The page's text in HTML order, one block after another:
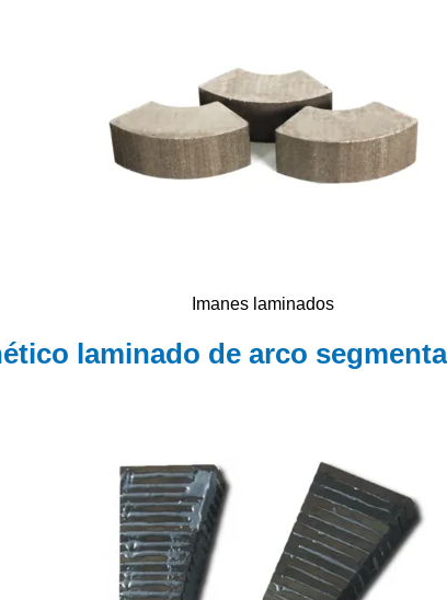
Imanes laminados
laminado de arco